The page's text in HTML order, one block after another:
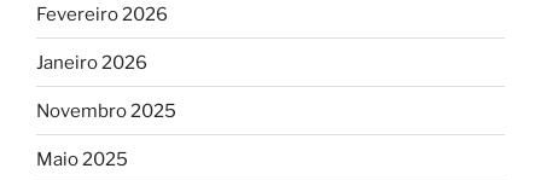
Fevereiro 2026
Janeiro 2026
Novembro 2025
Maio 2025